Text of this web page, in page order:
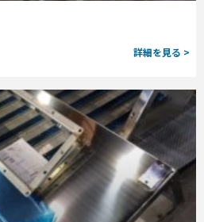
詳細を見る >